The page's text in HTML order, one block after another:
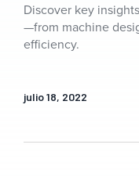
Discover key
—from machine
efficiency.
julio 18, 2022